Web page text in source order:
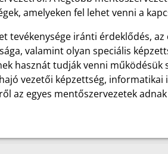
amelyeken fel lehet venni a
tevékenysége iránti érdeklődés,
valamint olyan speciális
hasznát tudják venni működésük
vezetői képzettség,
az egyes mentőszervezetek